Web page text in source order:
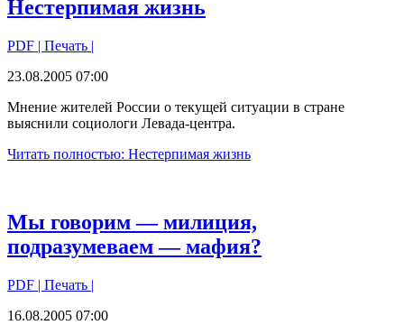
Нестерпимая жизнь
PDF | Печать |
23.08.2005 07:00
Мнение жителей России о текущей ситуации в стране
выяснили социологи Левада-центра.
Читать полностью: Нестерпимая жизнь
Мы говорим — милиция,
подразумеваем — мафия?
PDF | Печать |
16.08.2005 07:00